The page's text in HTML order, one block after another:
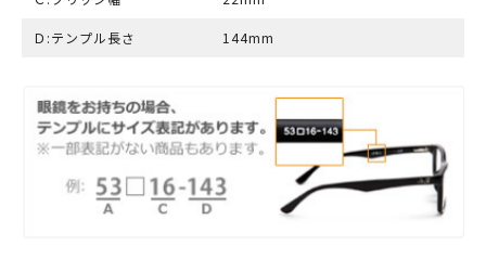
Ｄ:テンプル長さ 144mm